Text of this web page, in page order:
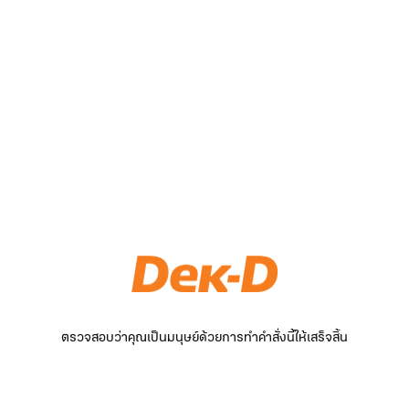
ตรวจสอบว่าคุณเป็นมนุษย์ด้วยการทำคำสั่งนี้ให้เสร็จสิ้น